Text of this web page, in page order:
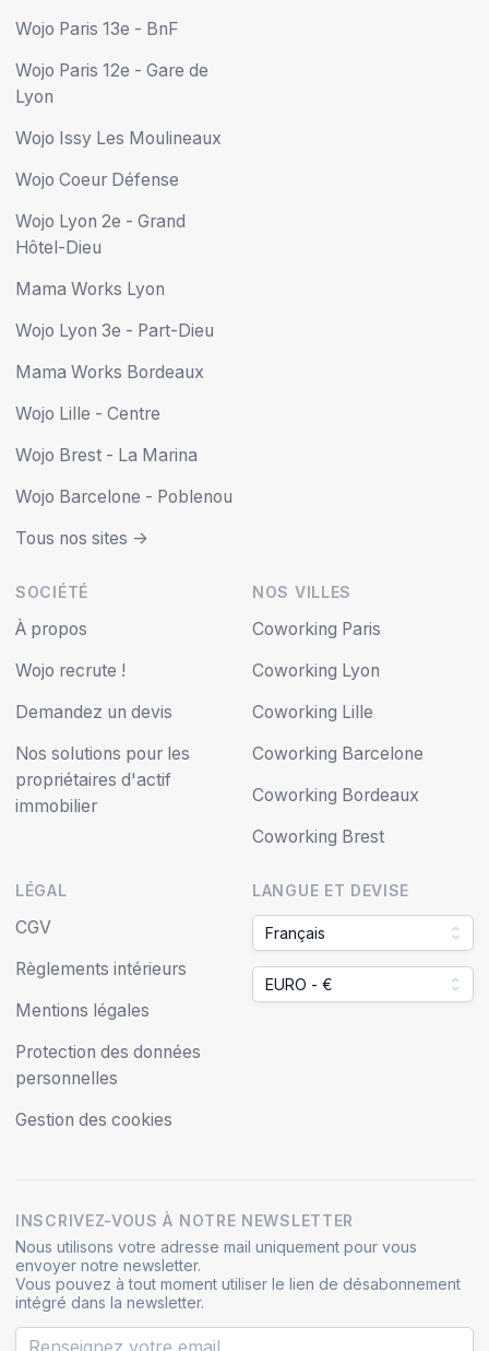
Wojo Paris 13e - BnF
Wojo Paris 12e - Gare de
Lyon
Wojo Issy Les Moulineaux
Wojo Coeur Défense
Wojo Lyon 2e - Grand
Hôtel-Dieu
Mama Works Lyon
Wojo Lyon 3e - Part-Dieu
Mama Works Bordeaux
Wojo Lille - Centre
Wojo Brest - La Marina
Wojo Barcelone - Poblenou
Tous nos sites ->
SOCIÉTÉ
À propos
Wojo recrute !
Demandez un devis
Nos solutions pour les
propriétaires d'actif
immobilier
NOS VILLES
Coworking Paris
Coworking Lyon
Coworking Lille
Coworking Barcelone
Coworking Bordeaux
Coworking Brest
LÉGAL
CGV
Règlements intérieurs
Mentions légales
Protection des données
personnelles
Gestion des cookies
LANGUE ET DEVISE
Français
EURO - €
INSCRIVEZ-VOUS À NOTRE NEWSLETTER
Nous utilisons votre adresse mail uniquement pour vous
envoyer notre newsletter.
Vous pouvez à tout moment utiliser le lien de désabonnement
intégré dans la newsletter.